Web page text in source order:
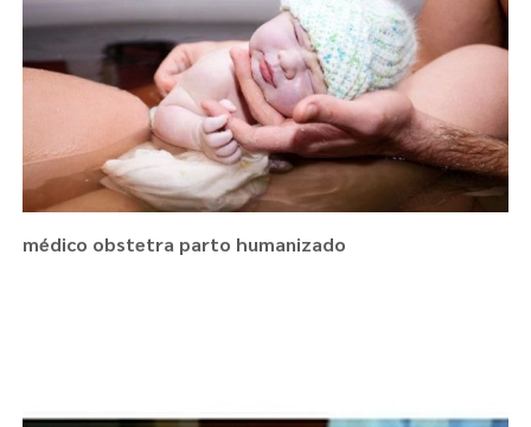
médico obstetra parto humanizado